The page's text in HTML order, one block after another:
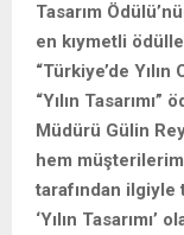
Tasarım
en kıymetli
“Türkiye’de
“Yılın
Müdürü Gülin
hem
tarafından
‘Yılın